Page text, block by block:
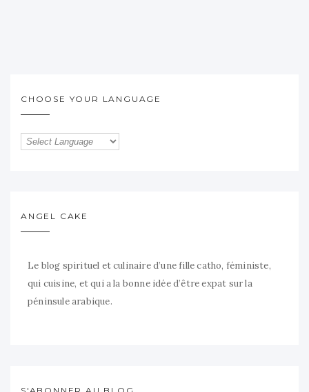
CHOOSE YOUR LANGUAGE
ANGEL CAKE
Le blog spirituel et culinaire d’une fille catho, féministe,
qui cuisine, et qui a la bonne idée d’être expat sur la
péninsule arabique.